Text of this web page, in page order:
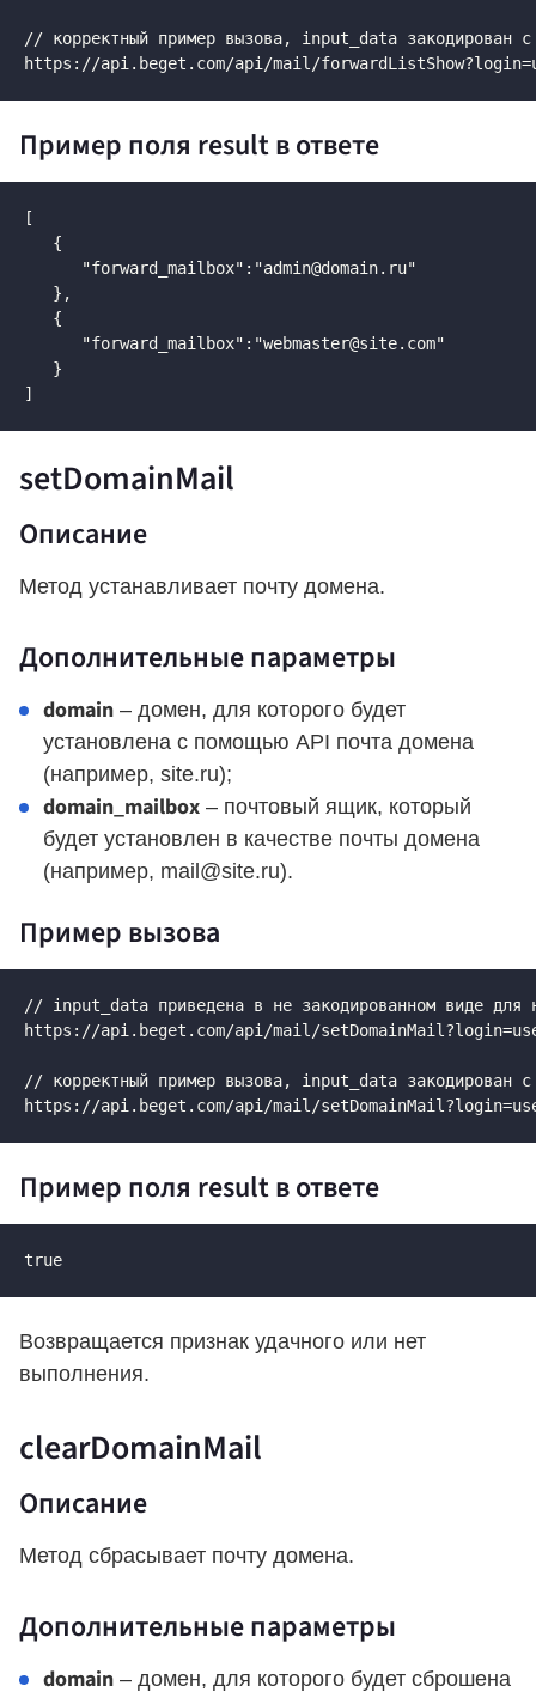
// корректный пример вызова, input_data закодирован
https://api.beget.com/api/mail/
Пример поля result в ответе
[
   {
      "forward_mailbox":"admin@domain.ru"
   },
   {
      "forward_mailbox":"webmaster@site.com"
   }
]
setDomainMail
Описание
Метод устанавливает почту домена.
Дополнительные параметры
domain – домен, для которого будет
установлена с помощью API почта домена
(например, site.ru);
domain_mailbox – почтовый ящик, который
будет установлен в качестве почты домена
(например, mail@site.ru).
Пример вызова
// input_data приведена в не закодированном виде для
https://api.beget.com/api/mail/
// корректный пример вызова, input_data закодирован
https://api.beget.com/api/mail/
Пример поля result в ответе
true
Возвращается признак удачного или нет
выполнения.
clearDomainMail
Описание
Метод сбрасывает почту домена.
Дополнительные параметры
domain – домен, для которого будет сброшена